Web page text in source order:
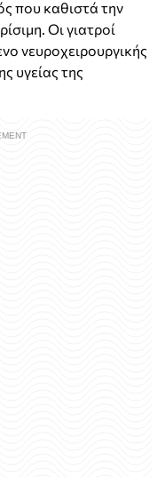
που καθιστά την
Οι γιατροί
νευροχειρουργικής
υγείας της